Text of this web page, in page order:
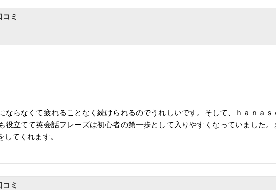
ミ
ならなくて疲れることなく続けられるのでうれしいです。そして、ｈａｎａ
役立てて英会話フレーズは初心者の第一歩として入りやすくなっていました
てくれます。
ミ